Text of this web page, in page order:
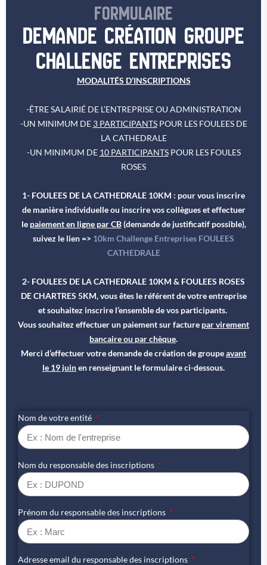
FORMULAIRE
DEMANDE CRÉATION GROUPE
CHALLENGE ENTREPRISES
MODALITÉS D’INSCRIPTIONS
-ÊTRE SALAIRIÉ DE L’ENTREPRISE OU ADMINISTRATION
-UN MINIMUM DE 3 PARTICIPANTSPOUR LES FOULEES DE
LA CATHEDRALE
-UN MINIMUM DE 10 PARTICIPANTSPOUR LES FOULES
ROSES
1- FOULEES DE LA CATHEDRALE 10KM : pour vous inscrire
de manière individuelle ou inscrire vos collègues et effectuer
le paiement en ligne par CB(demande de justificatif possible),
suivez le lien => 10km Challenge Entreprises FOULEES
CATHEDRALE
2- FOULEES DE LA CATHEDRALE 10KM & FOULEES ROSES
DE CHARTRES 5KM,vous êtes le référent de votre entreprise
et souhaitez inscrire l’ensemble de vos participants.
Vous souhaitez effectuer un paiement sur facture par virement
bancaire ou par chèque.
Merci d’effectuer votre demande de création de groupeavant
le 19 juinen renseignant le formulaire ci-dessous.
Nom de votre entité
Nom du responsable des inscriptions
Prénom du responsable des inscriptions
Adresse email du responsable des inscriptions